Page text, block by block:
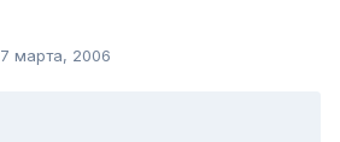
7 марта, 2006